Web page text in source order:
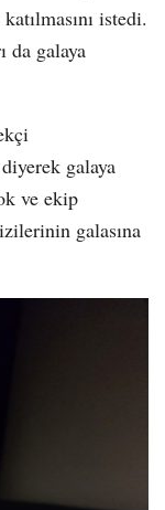
istedi.
da galaya
galaya
ve ekip
galasına